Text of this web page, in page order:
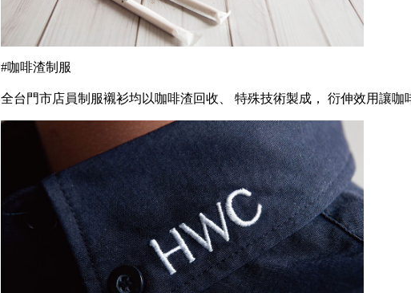
#咖啡渣制服
全台門市店員制服襯衫均以咖啡渣回收、 特殊技術製成， 衍伸效用讓咖